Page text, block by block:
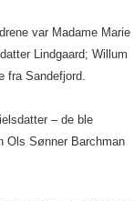
var Madame Marie
Lindgaard; Willum
fra Sandefjord.
– de ble
Ols Sønner Barchman